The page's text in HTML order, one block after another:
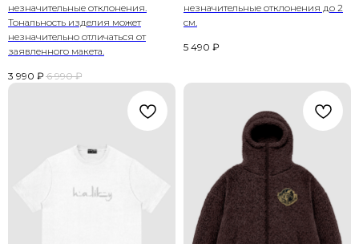
незначительные отклонения.
Тональность изделия может
незначительно отличаться от
заявленного макета.
3 990 ₽ 6 990 ₽
незначительные отклонения до 2
см.
5 490 ₽